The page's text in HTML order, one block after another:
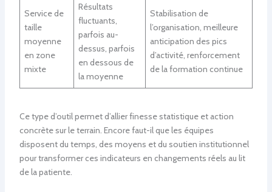
Service de
taille
moyenne
en zone
mixte
Résultats
fluctuants,
parfois au-
dessus, parfois
en dessous de
la moyenne
Stabilisation de
l’organisation, meilleure
anticipation des pics
d’activité, renforcement
de la formation continue
Ce type d’outil permet d’allier finesse statistique et action
concrète sur le terrain. Encore faut-il que les équipes
disposent du temps, des moyens et du soutien institutionnel
pour transformer ces indicateurs en changements réels au lit
de la patiente.